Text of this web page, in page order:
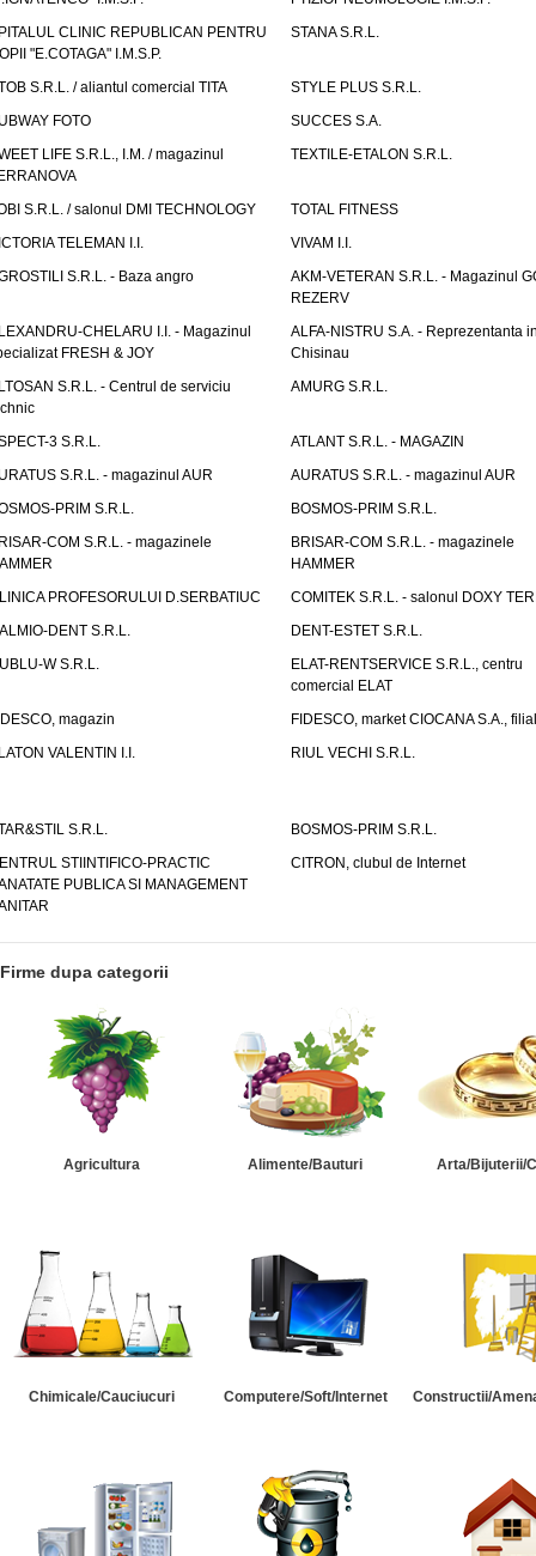
CLINIC REPUBLICAN PENTRU
"E.COTAGA" I.M.S.P.
STANA S.R.L.
S.R.L. / aliantul comercial TITA
STYLE PLUS S.R.L.
FOTO
SUCCES S.A.
LIFE S.R.L., I.M. / magazinul
TEXTILE-ETALON S.R.L.
S.R.L. / salonul DMI TECHNOLOGY
TOTAL FITNESS
TELEMAN I.I.
VIVAM I.I.
S.R.L. - Baza angro
AKM-VETERAN S.R.L. - Magazinul
REZERV
CHELARU I.I. - Magazinul
FRESH & JOY
ALFA-NISTRU S.A. - Reprezentanta
Chisinau
S.R.L. - Centrul de serviciu
AMURG S.R.L.
3 S.R.L.
ATLANT S.R.L. - MAGAZIN
S.R.L. - magazinul AUR
AURATUS S.R.L. - magazinul AUR
PRIM S.R.L.
BOSMOS-PRIM S.R.L.
COM S.R.L. - magazinele
BRISAR-COM S.R.L. - magazinele
HAMMER
PROFESORULUI D.SERBATIUC
COMITEK S.R.L. - salonul DOXY
DENT S.R.L.
DENT-ESTET S.R.L.
W S.R.L.
ELAT-RENTSERVICE S.R.L., centru
comercial ELAT
magazin
FIDESCO, market CIOCANA S.A.,
VALENTIN I.I.
RIUL VECHI S.R.L.
S.R.L.
BOSMOS-PRIM S.R.L.
STIINTIFICO-PRACTIC
PUBLICA SI MANAGEMENT
CITRON, clubul de Internet
Firme dupa categorii
Agricultura Alimente/Bauturi Arta/Bijuterii/
Chimicale/Cauciucuri Computere/Soft/Internet Constructii/